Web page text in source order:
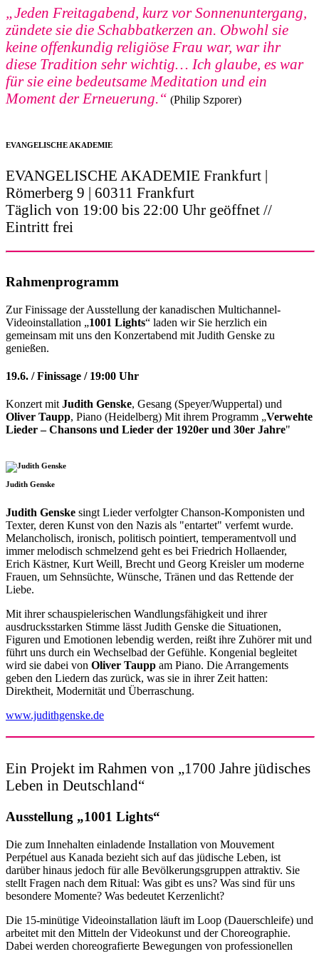
„Jeden Freitagabend, kurz vor Sonnenuntergang,
zündete sie die Schabbatkerzen an. Obwohl sie
keine offenkundig religiöse Frau war, war ihr
diese Tradition sehr wichtig… Ich glaube, es war
für sie eine bedeutsame Meditation und ein
Moment der Erneuerung.“ (Philip Szporer)
EVANGELISCHE AKADEMIE
EVANGELISCHE AKADEMIE Frankfurt |
Römerberg 9 | 60311 Frankfurt
Täglich von 19:00 bis 22:00 Uhr geöffnet //
Eintritt frei
Rahmenprogramm
Zur Finissage der Ausstellung der kanadischen Multichannel-
Videoinstallation „1001 Lights“ laden wir Sie herzlich ein
gemeinsam mit uns den Konzertabend mit Judith Genske zu
genießen.
19.6. / Finissage / 19:00 Uhr
Konzert mit Judith Genske, Gesang (Speyer/Wuppertal) und
Oliver Taupp, Piano (Heidelberg) Mit ihrem Programm „Verwehte
Lieder – Chansons und Lieder der 1920er und 30er Jahre"
Judith Genske
Judith Genske singt Lieder verfolgter Chanson-Komponisten und
Texter, deren Kunst von den Nazis als "entartet" verfemt wurde.
Melancholisch, ironisch, politisch pointiert, temperamentvoll und
immer melodisch schmelzend geht es bei Friedrich Hollaender,
Erich Kästner, Kurt Weill, Brecht und Georg Kreisler um moderne
Frauen, um Sehnsüchte, Wünsche, Tränen und das Rettende der
Liebe.
Mit ihrer schauspielerischen Wandlungsfähigkeit und ihrer
ausdrucksstarken Stimme lässt Judith Genske die Situationen,
Figuren und Emotionen lebendig werden, reißt ihre Zuhörer mit und
führt uns durch ein Wechselbad der Gefühle. Kongenial begleitet
wird sie dabei von Oliver Taupp am Piano. Die Arrangements
geben den Liedern das zurück, was sie in ihrer Zeit hatten:
Direktheit, Modernität und Überraschung.
www.judithgenske.de
Ein Projekt im Rahmen von „1700 Jahre jüdisches
Leben in Deutschland“
Ausstellung „1001 Lights“
Die zum Innehalten einladende Installation von Mouvement
Perpétuel aus Kanada bezieht sich auf das jüdische Leben, ist
darüber hinaus jedoch für alle Bevölkerungsgruppen attraktiv. Sie
stellt Fragen nach dem Ritual: Was gibt es uns? Was sind für uns
besondere Momente? Was bedeutet Kerzenlicht?
Die 15-minütige Videoinstallation läuft im Loop (Dauerschleife) und
arbeitet mit den Mitteln der Videokunst und der Choreographie.
Dabei werden choreografierte Bewegungen von professionellen